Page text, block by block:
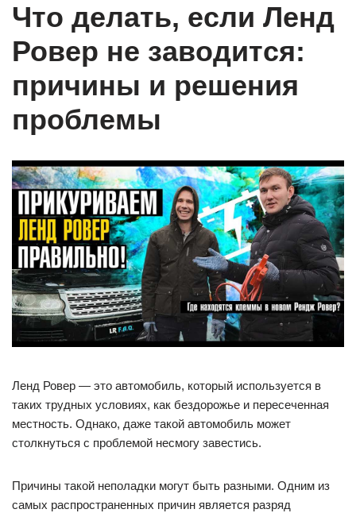
Что делать, если Ленд
Ровер не заводится:
причины и решения
проблемы
Ленд Ровер — это автомобиль, который используется в
таких трудных условиях, как бездорожье и пересеченная
местность. Однако, даже такой автомобиль может
столкнуться с проблемой несмогу завестись.
Причины такой неполадки могут быть разными. Одним из
самых распространенных причин является разряд